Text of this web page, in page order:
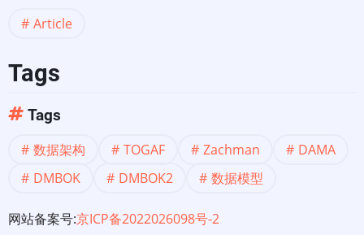
Article
Tags
Tags
数据架构 TOGAF Zachman
DAMA
DMBOK
DMBOK2 数据模型
网站备案号:京ICP备2022026098号-2